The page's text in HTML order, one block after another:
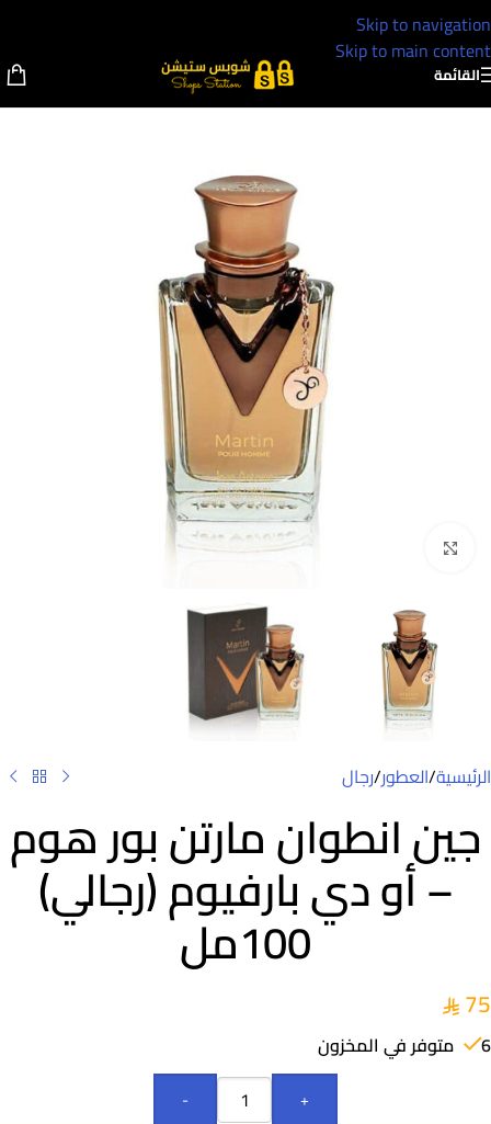
Skip to navigation
Skip to main content
القائمة
الرئيسية/العطور/رجال
جين انطوان مارتن بور هوم
– أو دي بارفيوم (رجالي)
100مل
75
6 متوفر في المخزون
-
+